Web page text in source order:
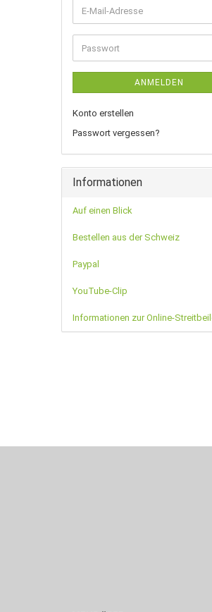
E-
Mail-
Adresse
Passwort
ANMELDEN
Konto erstellen
Passwort vergessen?
Informationen
Auf einen Blick
Bestellen aus der Schweiz
Paypal
YouTube-Clip
Informationen zur Online-